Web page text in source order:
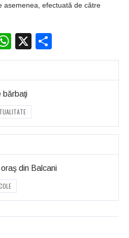
asemenea, efectuată de către
WhatsApp
X
bărbaţi
din Balcani